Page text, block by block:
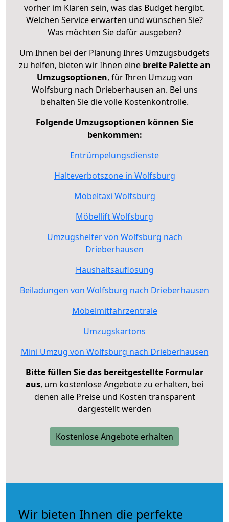
vorher im Klaren sein, was das Budget hergibt.
Welchen Service erwarten und wünschen Sie?
Was möchten Sie dafür ausgeben?
Um Ihnen bei der Planung Ihres Umzugsbudgets
zu helfen, bieten wir Ihnen eine breite Palette an
Umzugsoptionen, für Ihren Umzug von
Wolfsburg nach Drieberhausen an. Bei uns
behalten Sie die volle Kostenkontrolle.
Folgende Umzugsoptionen können Sie
benkommen:
Entrümpelungsdienste
Halteverbotszone in Wolfsburg
Möbeltaxi Wolfsburg
Möbellift Wolfsburg
Umzugshelfer von Wolfsburg nach
Drieberhausen
Haushaltsauflösung
Beiladungen von Wolfsburg nach Drieberhausen
Möbelmitfahrzentrale
Umzugskartons
Mini Umzug von Wolfsburg nach Drieberhausen
Bitte füllen Sie das bereitgestellte Formular
aus, um kostenlose Angebote zu erhalten, bei
denen alle Preise und Kosten transparent
dargestellt werden
Kostenlose Angebote erhalten
Wir bieten Ihnen die perfekte